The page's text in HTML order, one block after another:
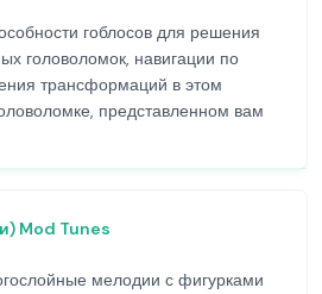
гоблосов для решения
головоломок, навигации по
трансформаций в этом
представленном вам
Mod Tunes
мелодии с фигурками